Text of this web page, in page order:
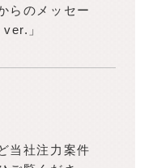
らのメッセー
」
当社注力案件